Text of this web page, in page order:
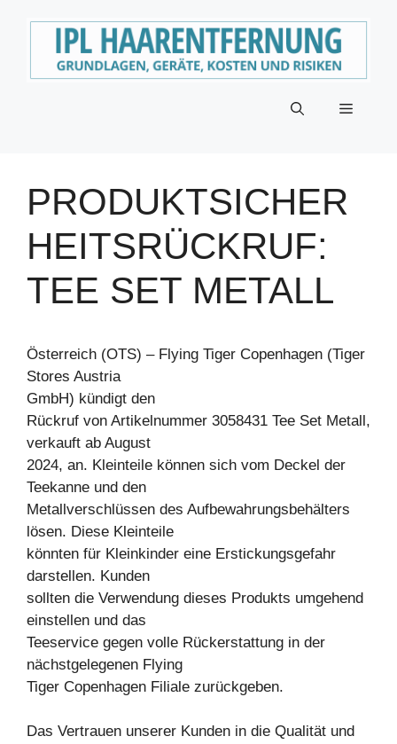
Menü
PRODUKTSICHER
HEITSRÜCKRUF:
TEE SET METALL
Österreich (OTS) – Flying Tiger Copenhagen (Tiger
Stores Austria
GmbH) kündigt den
Rückruf von Artikelnummer 3058431 Tee Set Metall,
verkauft ab August
2024, an. Kleinteile können sich vom Deckel der
Teekanne und den
Metallverschlüssen des Aufbewahrungsbehälters
lösen. Diese Kleinteile
könnten für Kleinkinder eine Erstickungsgefahr
darstellen. Kunden
sollten die Verwendung dieses Produkts umgehend
einstellen und das
Teeservice gegen volle Rückerstattung in der
nächstgelegenen Flying
Tiger Copenhagen Filiale zurückgeben.
Das Vertrauen unserer Kunden in die Qualität und